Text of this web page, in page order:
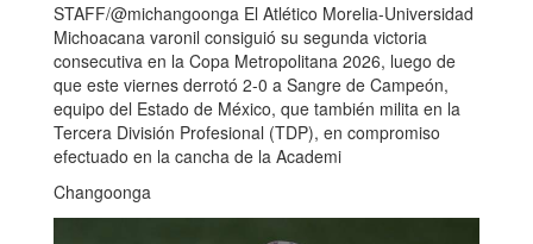
STAFF/@michangoonga El Atlético Morelia-Universidad
Michoacana varonil consiguió su segunda victoria
consecutiva en la Copa Metropolitana 2026, luego de
que este viernes derrotó 2-0 a Sangre de Campeón,
equipo del Estado de México, que también milita en la
Tercera División Profesional (TDP), en compromiso
efectuado en la cancha de la Academi
Changoonga